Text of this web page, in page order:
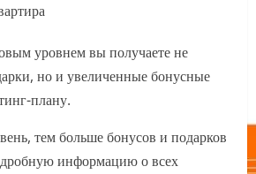
уровнем вы получаете не
но и увеличенные бонусные
плану.
тем больше бонусов и подарков
информацию о всех